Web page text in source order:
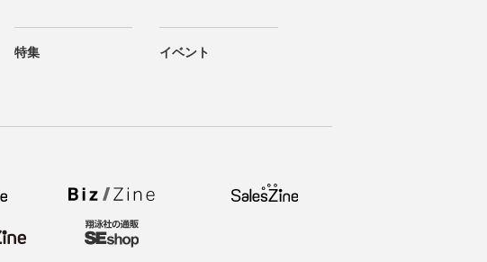
特集 イベント